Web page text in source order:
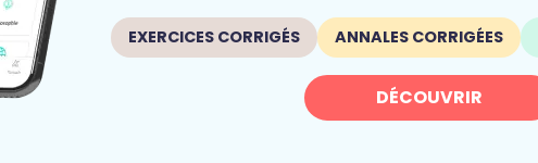
EXERCICES CORRIGÉS ANNALES CORRIGÉES
DÉCOUVRIR